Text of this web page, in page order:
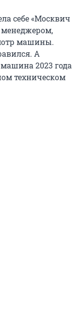
себе «Москвич
менеджером,
машины.
А
2023 года
техническом